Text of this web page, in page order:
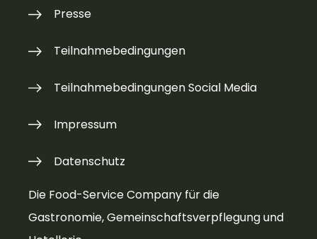
Die Food-Service Company für die
Gastronomie, Gemeinschaftsverpflegung und
Presse
Teilnahmebedingungen
Teilnahmebedingungen Social Media
Impressum
Datenschutz